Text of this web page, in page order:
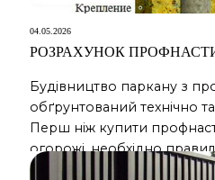
04.05.2026
РОЗРАХУНОК
Будівництво паркану з
обґрунтований технічно
Перш ніж купити
огорожі, необхідно
необхідну кількість